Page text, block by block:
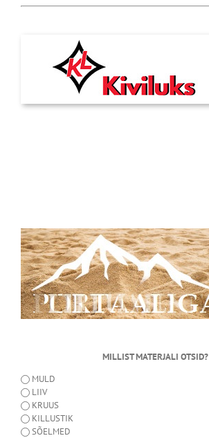
MILLIST MATERJALI OTSID?
MULD
LIIV
KRUUS
KILLUSTIK
SÕELMED